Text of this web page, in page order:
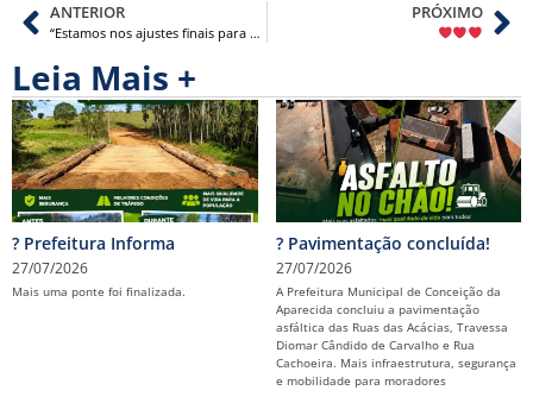
ANTERIOR
“Estamos nos ajustes finais para a inauguração da reforma e revitalização da Praça João Barbosa Sobrinho, que ocorrerá amanhã às…
PRÓXIMO
Leia Mais +
? Prefeitura Informa
27/07/2026
Mais uma ponte foi finalizada.
? Pavimentação concluída!
27/07/2026
A Prefeitura Municipal de Conceição da
Aparecida concluiu a pavimentação
asfáltica das Ruas das Acácias, Travessa
Diomar Cândido de Carvalho e Rua
Cachoeira. Mais infraestrutura, segurança
e mobilidade para moradores